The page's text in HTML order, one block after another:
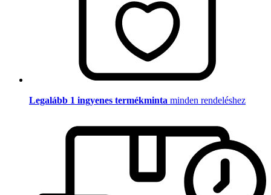
Legalább 1 ingyenes termékminta minden rendeléshez